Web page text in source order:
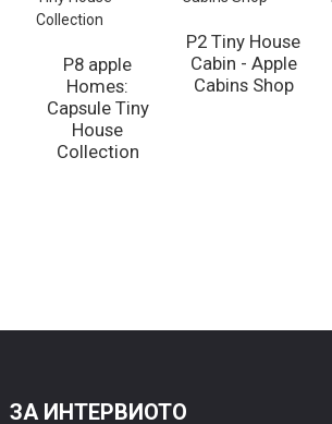
P8 apple
Homes:
Capsule Tiny
House
Collection
P2 Tiny House
Cabin - Apple
Cabins Shop
ЗА ИНТЕРВИОТО